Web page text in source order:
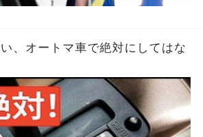
、オートマ車で絶対にしてはな